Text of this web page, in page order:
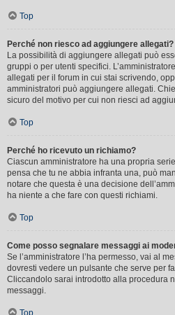
Top
Perché non riesco ad aggiungere allegati?
La possibilità di aggiungere allegati può
gruppi o per utenti specifici.
allegati per il forum in cui stai scrivendo,
amministratori può aggiungere allegati.
sicuro del motivo per cui non riesci ad
Top
Perché ho ricevuto un richiamo?
Ciascun amministratore ha una propria
pensa che tu ne abbia infranta una, può
notare che questa è una decisione
ha niente a che fare con questi richiami.
Top
Come posso segnalare messaggi ai
Se l’amministratore l’ha permesso, vai al
dovresti vedere un pulsante che serve per
Cliccandolo sarai introdotto alla procedura
messaggi.
Top